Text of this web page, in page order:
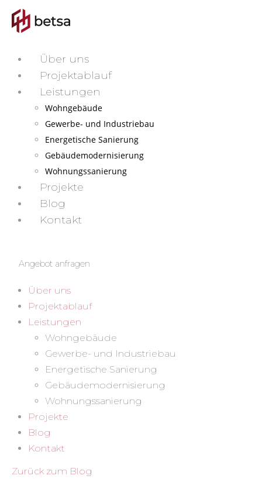
Über uns
Projektablauf
Leistungen
Wohngebäude
Gewerbe- und Industriebau
Energetische Sanierung
Gebäudemodernisierung
Wohnungssanierung
Projekte
Blog
Kontakt
Angebot anfragen
Über uns
Projektablauf
Leistungen
Wohngebäude
Gewerbe- und Industriebau
Energetische Sanierung
Gebäudemodernisierung
Wohnungssanierung
Projekte
Blog
Kontakt
Zurück zum Blog